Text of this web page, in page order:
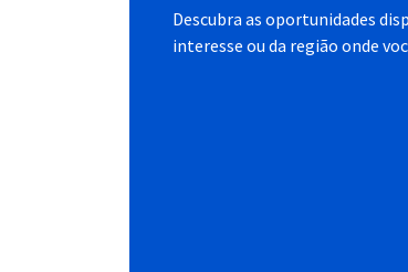
Descubra as oportunidades
interesse ou da região onde